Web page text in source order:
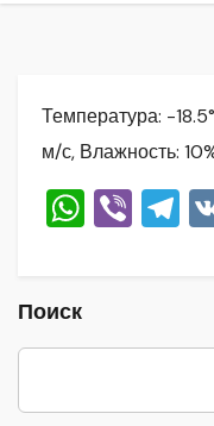
Температура: -
м/с, Влажность:
W
A
p
Vi T
a
m
Поиск